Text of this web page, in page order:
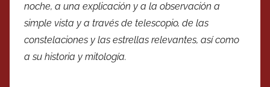
noche, a una explicación y a la observación a
simple vista y a través de telescopio, de las
constelaciones y las estrellas relevantes, así como
a su historia y mitología.